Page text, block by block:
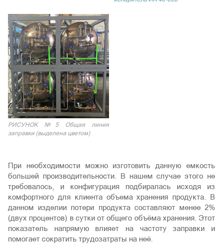
РИСУНОК №5 Общая линия
заправки (выделена цветом)
При необходимости можно изготовить данную емкость
большей производительности. В нашем случае этого не
требовалось, и конфигурация подбиралась исходя из
комфортного для клиента объема хранения продукта. В
данном изделии потери продукта составляют менее 2%
(двух процентов) в сутки от общего объёма хранения. Этот
показатель напрямую влияет на частоту заправки и
помогает сократить трудозатраты на неё.